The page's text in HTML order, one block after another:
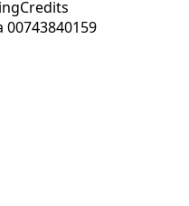
Credits
00743840159